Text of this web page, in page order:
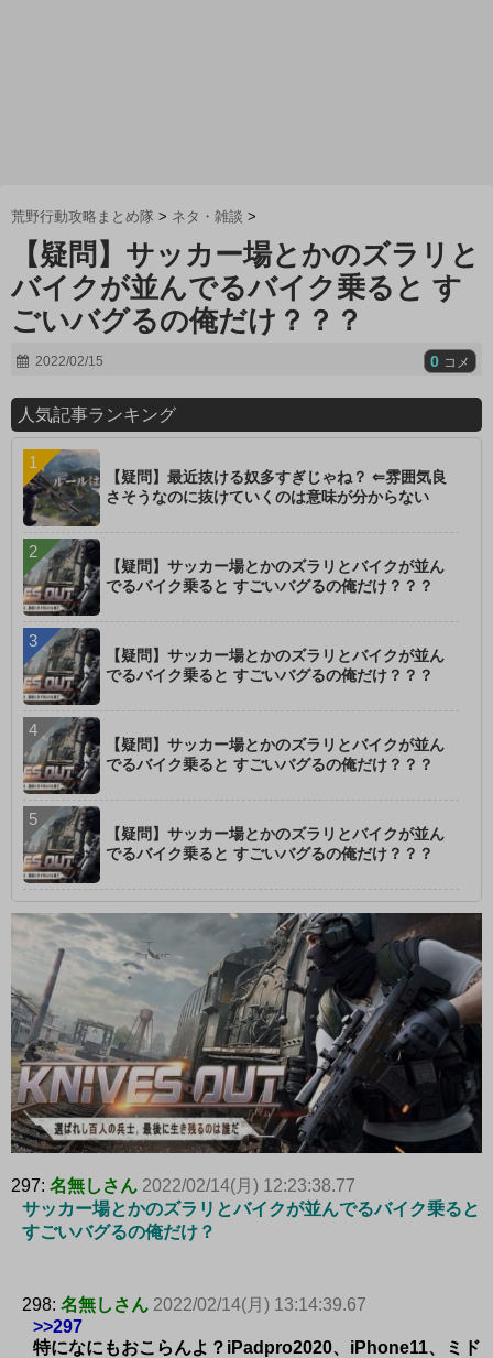
荒野行動攻略まとめ隊 > ネタ・雑談 >
【疑問】サッカー場とかのズラリと
バイクが並んでるバイク乗ると す
ごいバグるの俺だけ？？？
2022/02/15 0 コメ
人気記事ランキング
【疑問】最近抜ける奴多すぎじゃね？ ⇐雰囲気良
さそうなのに抜けていくのは意味が分からない
【疑問】サッカー場とかのズラリとバイクが並ん
でるバイク乗ると すごいバグるの俺だけ？？？
【疑問】サッカー場とかのズラリとバイクが並ん
でるバイク乗ると すごいバグるの俺だけ？？？
【疑問】サッカー場とかのズラリとバイクが並ん
でるバイク乗ると すごいバグるの俺だけ？？？
【疑問】サッカー場とかのズラリとバイクが並ん
でるバイク乗ると すごいバグるの俺だけ？？？
297: 名無しさん 2022/02/14(月) 12:23:38.77
サッカー場とかのズラリとバイクが並んでるバイク乗ると
すごいバグるの俺だけ？
298: 名無しさん 2022/02/14(月) 13:14:39.67
>>297
特になにもおこらんよ？iPadpro2020、iPhone11、ミド